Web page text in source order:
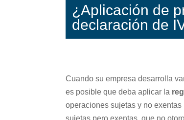
¿Aplicación de
declaración de
Cuando su empresa desarrolla
es posible que deba aplicar la
operaciones sujetas y no
sujetas pero exentas, que no